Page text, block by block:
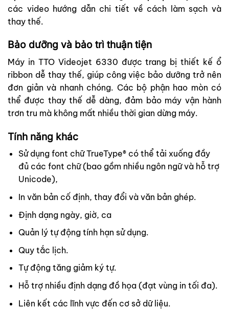
các video hướng dẫn chi tiết về cách làm sạch và
thay thế.
Bảo dưỡng và bảo trì thuận tiện
Máy in TTO Videojet 6330 được trang bị thiết kế ổ
ribbon dễ thay thế, giúp công việc bảo dưỡng trở nên
đơn giản và nhanh chóng. Các bộ phận hao mòn có
thể được thay thế dễ dàng, đảm bảo máy vận hành
trơn tru mà không mất nhiều thời gian dừng máy.
Tính năng khác
Sử dụng font chữ TrueType® có thể tải xuống đầy
đủ các font chữ (bao gồm nhiều ngôn ngữ và hỗ trợ
Unicode),
In văn bản cố định, thay đổi và văn bản ghép.
Định dạng ngày, giờ, ca
Quản lý tự động tính hạn sử dụng.
Quy tắc lịch.
Tự động tăng giảm ký tự.
Hỗ trợ nhiều định dạng đồ họa (đạt vùng in tối đa).
Liên kết các lĩnh vực đến cơ sở dữ liệu.